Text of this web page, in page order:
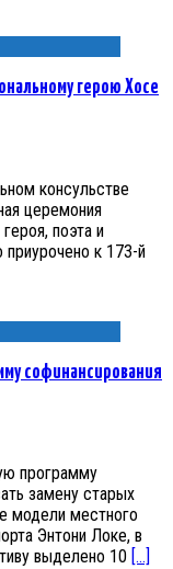
герою Хосе
консульстве
церемония
поэта и
к 173-й
софинансирования
программу
замену старых
модели местного
Энтони Локе, в
выделено 10 […]